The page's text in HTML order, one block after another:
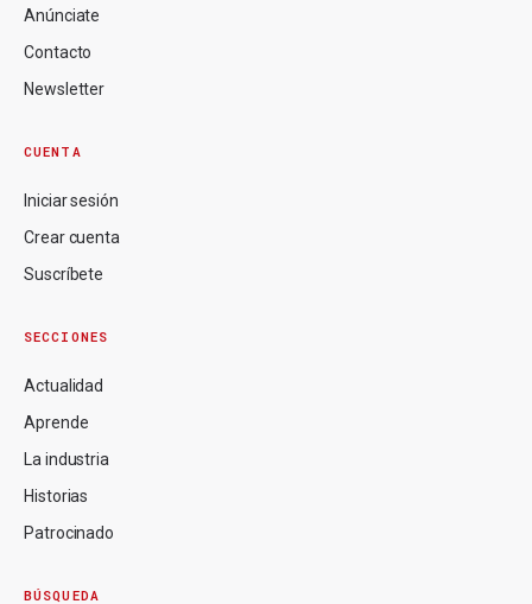
Anúnciate
Contacto
Newsletter
CUENTA
Iniciar sesión
Crear cuenta
Suscríbete
SECCIONES
Actualidad
Aprende
La industria
Historias
Patrocinado
BÚSQUEDA